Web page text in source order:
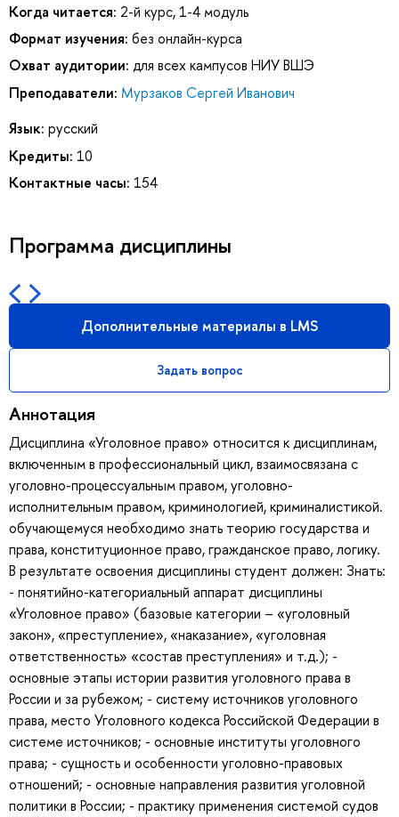
Когда читается: 2-й курс, 1-4 модуль
Формат изучения: без онлайн-курса
Охват аудитории: для всех кампусов НИУ ВШЭ
Преподаватели: Мурзаков Сергей Иванович
Язык: русский
Кредиты: 10
Контактные часы: 154
Программа дисциплины
Дополнительные материалы в LMS
Задать вопрос
Аннотация
Дисциплина «Уголовное право» относится к дисциплинам,
включенным в профессиональный цикл, взаимосвязана с
уголовно-процессуальным правом, уголовно-
исполнительным правом, криминологией, криминалистикой.
обучающемуся необходимо знать теорию государства и
права, конституционное право, гражданское право, логику.
В результате освоения дисциплины студент должен: Знать:
- понятийно-категориальный аппарат дисциплины
«Уголовное право» (базовые категории – «уголовный
закон», «преступление», «наказание», «уголовная
ответственность» «состав преступления» и т.д.); -
основные этапы истории развития уголовного права в
России и за рубежом; - систему источников уголовного
права, место Уголовного кодекса Российской Федерации в
системе источников; - основные институты уголовного
права; - сущность и особенности уголовно-правовых
отношений; - основные направления развития уголовной
политики в России; - практику применения системой судов